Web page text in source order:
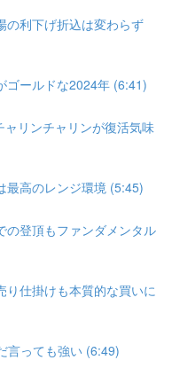
の利下げ折込は変わらず
ゴールドな2024年 (6:41)
リンチャリンが復活気味
最高のレンジ環境 (5:45)
の登頂もファンダメンタル
り仕掛けも本質的な買いに
言っても強い (6:49)